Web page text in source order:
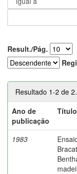
Result./Pág.
Resultado 1-2 de 2.
Ano de
publicação
Título
1983